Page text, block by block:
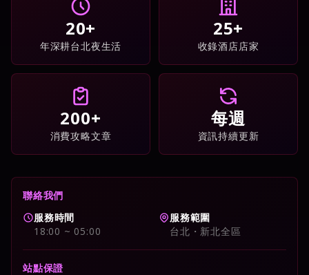
20+
年深耕台北夜生活
25+
收錄酒店店家
200+
消費攻略文章
每週
資訊持續更新
聯絡我們
服務時間
18:00 ~ 05:00
服務範圍
台北・新北全區
站點保證